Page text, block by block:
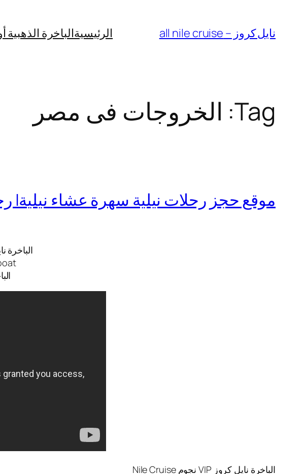
content
نايل كروز – all nile cruise الرئيسيةالباخرة
Tag: الخروجات فى مصر
موقع حجز رحلات نيلية سهرة عشاء نيلية|
الباخرة
الباخرة نايل كروز VIP نجوم Nile Cruise